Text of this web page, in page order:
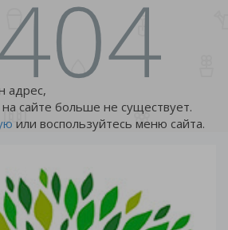
адрес,
сайте больше не существует.
или воспользуйтесь меню сайта.